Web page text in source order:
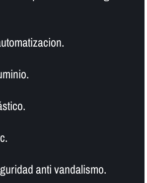
anti vandalismo.